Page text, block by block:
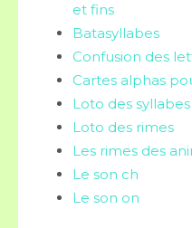
et fins
Batasyllabes
Confusion des
Cartes alphas
Loto des
Loto des rimes
Les rimes des
Le son ch
Le son on